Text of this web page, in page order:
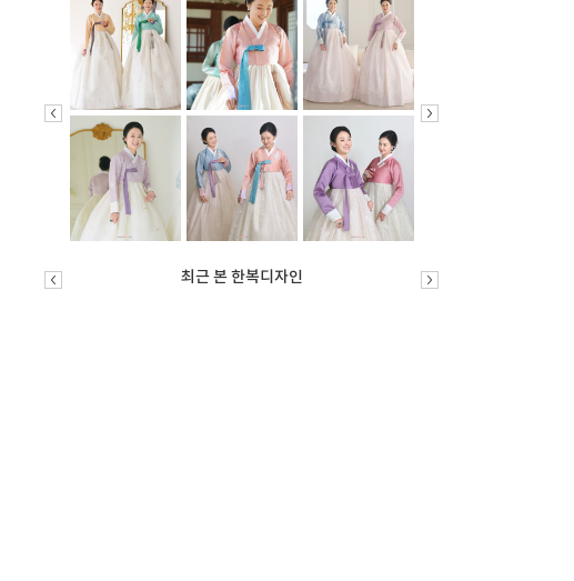
최근 본 한복디자인